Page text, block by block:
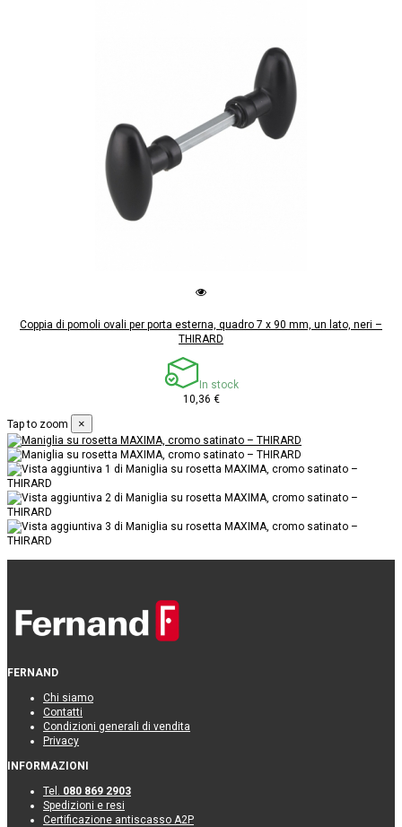
Coppia di pomoli ovali per porta esterna, quadro 7 x 90 mm, un lato, neri –
THIRARD
In stock
10,36 €
Tap to zoom
×
FERNAND
Chi siamo
Contatti
Condizioni generali di vendita
Privacy
INFORMAZIONI
Tel. 080 869 2903
Spedizioni e resi
Certificazione antiscasso A2P